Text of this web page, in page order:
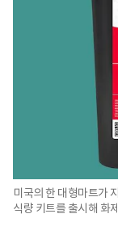
미국의 한 대형마트가
식량 키트를 출시해 화